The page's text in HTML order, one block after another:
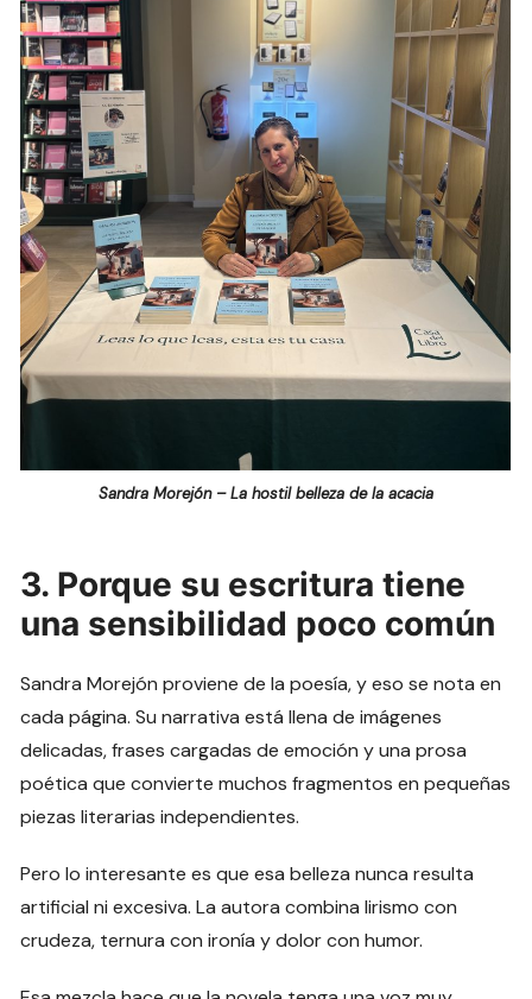
Sandra Morejón – La hostil belleza de la acacia
3. Porque su escritura tiene
una sensibilidad poco común
Sandra Morejón proviene de la poesía, y eso se nota en
cada página. Su narrativa está llena de imágenes
delicadas, frases cargadas de emoción y una prosa
poética que convierte muchos fragmentos en pequeñas
piezas literarias independientes.
Pero lo interesante es que esa belleza nunca resulta
artificial ni excesiva. La autora combina lirismo con
crudeza, ternura con ironía y dolor con humor.